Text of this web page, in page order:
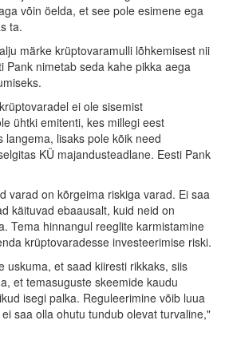
võin öelda, et see pole esimene ega
ta.
märke krüptovaramulli lõhkemisest nii
Pank nimetab seda kahe pikka aega
ei ole sisemist
ühtki emitenti, kes millegi eest
langema, lisaks pole kõik need
KÜ majandusteadlane. Eesti Pank
varad on kõrgeima riskiga varad. Ei saa
käituvad ebaausalt, kuid neid on
Tema hinnangul reeglite karmistamine
krüptovaradesse investeerimise riski.
uskuma, et saad kiiresti rikkaks, siis
et temasuguste skeemide kaudu
isegi palka. Reguleerimine võib luua
saa olla ohutu tundub olevat turvaline,"